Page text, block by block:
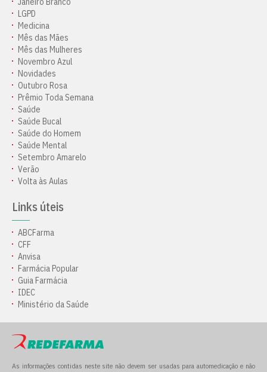
LGPD
Medicina
Mês das Mães
Mês das Mulheres
Novembro Azul
Novidades
Outubro Rosa
Prêmio Toda Semana
Saúde
Saúde Bucal
Saúde do Homem
Saúde Mental
Setembro Amarelo
Verão
Volta às Aulas
Links úteis
ABCFarma
CFF
Anvisa
Farmácia Popular
Guia Farmácia
IDEC
Ministério da Saúde
As informações contidas neste site não devem ser usadas para automedicação e não